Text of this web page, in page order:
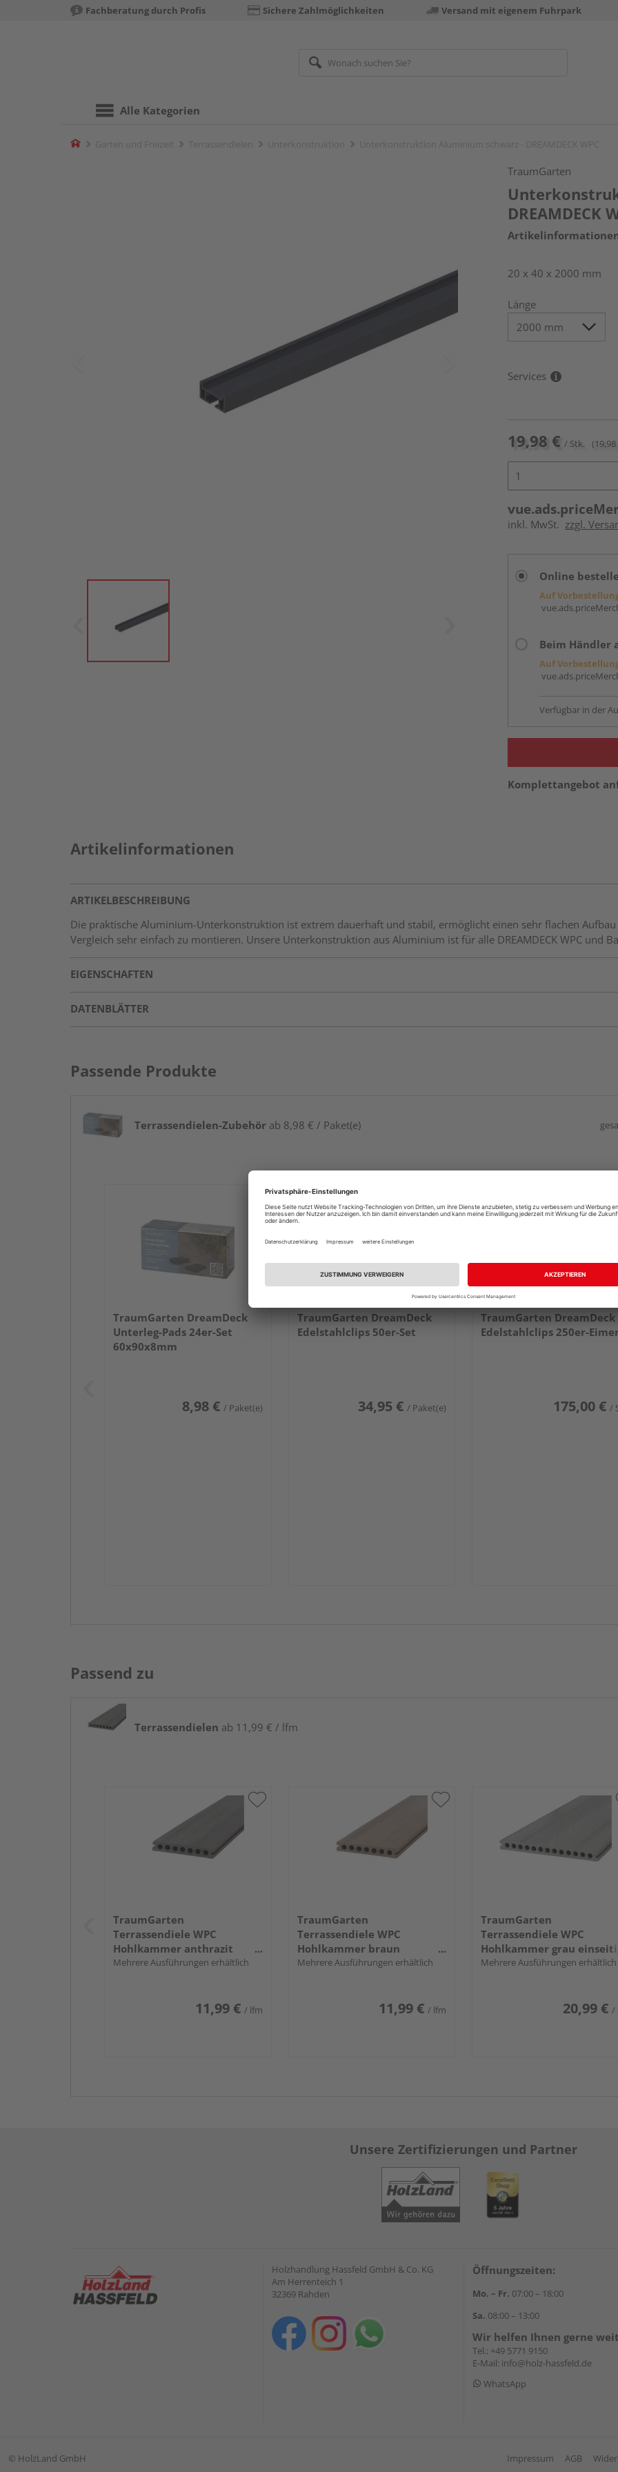
Fachberatung durch Profis Sichere Zahlmöglichkeiten Versand mit eigenem Fuhrpark
Alle Kategorien
Home
TraumGarten
DREAMDECK
20 x 40 x 2000 mm
Länge
Services
19,98 € / Stk.
inkl. MwSt. zzgl.
Online
Auf
Beim Händler
Auf
Verfügbar in der
Komplettangebot
Artikelinformationen
ARTIKELBESCHREIBUNG
Die praktische Aluminium-Unterkonstruktion ist extrem dauerhaft und stabil, ermöglicht einen sehr flachen
Vergleich sehr einfach zu montieren. Unsere Unterkonstruktion aus Aluminium ist für alle DREAMDECK WPC und
EIGENSCHAFTEN
DATENBLÄTTER
Passende Produkte
Terrassendielen-Zubehör ab 8,98 € / Paket(e)
TraumGarten DreamDeck
Unterleg-Pads 24er-Set
60x90x8mm
8,98 € / Paket(e)
TraumGarten DreamDeck
Edelstahlclips 50er-Set
34,95 € / Paket(e)
TraumGarten DreamDeck
Edelstahlclips 250er-
175,00 € /
Passend zu
Terrassendielen ab 11,99 € / lfm
TraumGarten
Terrassendiele WPC
Hohlkammer anthrazit
einseitig Holzstruktur,
DREAMDECK WPC PLUS - 23 x
Mehrere Ausführungen erhältlich
11,99 € / lfm
TraumGarten
Terrassendiele WPC
Hohlkammer braun
einseitig Holzstruktur,
DREAMDECK WPC PLUS - 23 x
Mehrere Ausführungen erhältlich
11,99 € / lfm
TraumGarten
Terrassendiele WPC
Hohlkammer grau einseitig
Holzstruktur, einseitig
Mehrere Ausführungen erhältlich
20,99 € /
Unsere Zertifizierungen und Partner
Holzhandlung Hassfeld GmbH & Co. KG
Am Herrenteich 1
32369 Rahden
Öffnungszeiten:
Mo. – Fr. 07:00 – 18:00
Sa. 08:00 – 13:00
Wir helfen Ihnen gerne
Tel.: +49 5771 9150
E-Mail: info@holz-hassfeld.de
WhatsApp
© HolzLand GmbH Impressum AGB